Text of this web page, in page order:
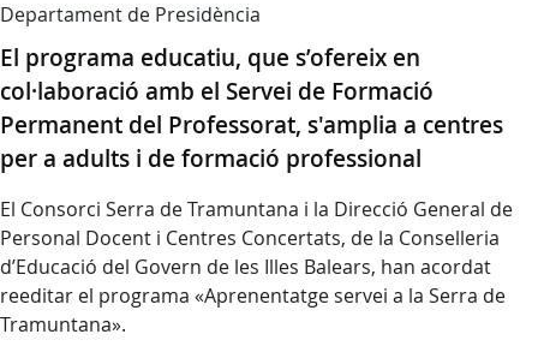
Departament de Presidència
El programa educatiu, que s’ofereix en
col·laboració amb el Servei de Formació
Permanent del Professorat, s'amplia a centres
per a adults i de formació professional
El Consorci Serra de Tramuntana i la Direcció General de
Personal Docent i Centres Concertats, de la Conselleria
d’Educació del Govern de les Illes Balears, han acordat
reeditar el programa «Aprenentatge servei a la Serra de
Tramuntana».